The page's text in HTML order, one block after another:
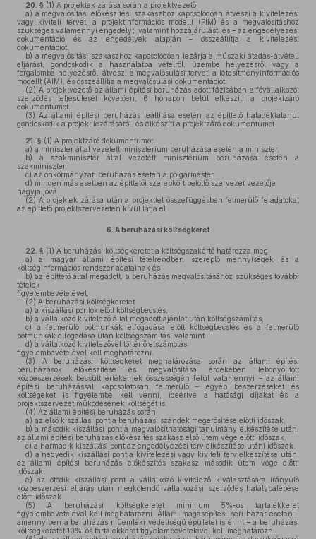
20. § (1) A projektek zárása során a projektvezető
a) a megvalósítási előkészítési szakaszhoz kapcsolódóan átveszi a kivitelezési
vagy kiviteli tervet, a projektinformációs modellt (PIM) és a megvalósításhoz
szükséges valamennyi engedélyt, valamint hozzájárulást, és – az engedélyezési
dokumentáció és az engedélyek alapján – összeállítja a kivitelezési
dokumentációt,
b) a megvalósítási szakaszhoz kapcsolódóan lezárja a műszaki átadás-átvételi
eljárást, gondoskodik a használatba vételről, üzembe helyezésről vagy a
forgalomba helyezésről, átveszi a megvalósulási tervet, a létesítményinformációs
modellt (AIM), és összeállítja a megvalósulási dokumentációt.
(2) A projektvezető az állami építési beruházás adott fázisában a fővállalkozói
szerződés teljesülését követően, 6 hónapon belül elkészíti a projektzáró
dokumentumot.
(3) Az állami építési beruházás leállítása esetén az építtető haladéktalanul
gondoskodik a projekt lezárásáról, és elkészíti a projektzáró dokumentumot.
21. § (1) A projektzáró dokumentumot
a) a miniszter által vezetett minisztérium beruházása esetén a miniszter,
b) a szakminiszter által vezetett minisztérium beruházása esetén a
szakminiszter,
c) az önkormányzati beruházás esetén a polgármester,
d) minden más esetben az építtetői szerepkört betöltő szervezet vezetője
hagyja jóvá.
(2) A projektek zárása után a projekttel összefüggésben felmerülő feladatokat
az építtető projektszervezeten kívül látja el.
6. A beruházási költségkeret
22. § (1) A beruházási költségkeretet a költségszakértő határozza meg
a) a magyar állami építési tételrendben szereplő mennyiségek és a
költséginformációs rendszer adatainak és
b) az építtető által megadott, a beruházás megvalósításához szükséges további
tételek
figyelembevételével.
(2) A beruházási költségkeretet
a) a kiszállási pontok előtt költségbecslés,
b) a vállalkozó kivitelező által megadott ajánlat után költségszámítás,
c) a felmerülő pótmunkák elfogadása előtt költségbecslés és a felmerülő
pótmunkák elfogadása után költségszámítás, valamint
d) a vállalkozó kivitelezővel történő elszámolás
figyelembevételével kell meghatározni.
(3) A beruházási költségkeret meghatározása során az állami építési
beruházások előkészítése és megvalósítása érdekében lebonyolított
közbeszerzések becsült értékeinek összességén felül valamennyi – az állami
építési beruházással kapcsolatosan felmerülő – egyéb beszerzéseket és
költségeket is figyelembe kell venni, ideértve a hatósági díjakat és a
projektszervezet működésének költségét is.
(4) Az állami építési beruházás során
a) az első kiszállási pont a beruházási szándék megerősítése előtti időszak,
b) a második kiszállási pont a megvalósíthatósági tanulmány elkészítése után,
az állami építési beruházás előkészítés szakasz első ütem vége előtti időszak,
c) a harmadik kiszállási pont az engedélyezési terv elkészítése utáni időszak,
d) a negyedik kiszállási pont a kivitelezési vagy kiviteli terv elkészítése után,
az állami építési beruházás előkészítés szakasz második ütem vége előtti
időszak,
e) az ötödik kiszállási pont a vállalkozó kivitelező kiválasztására irányuló
közbeszerzési eljárás után megkötendő vállalkozási szerződés hatálybalépése
előtti időszak.
(5) A beruházási költségkeretet minimum 5%-os tartalékkeret
figyelembevételével kell meghatározni. Állami magasépítési beruházás esetén –
amennyiben a beruházás műemléki védettségű épületet is érint – a beruházási
költségkeretet 10%-os tartalékkeret figyelembevételével kell meghatározni.